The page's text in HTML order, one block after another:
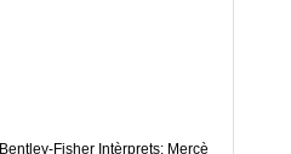
Fisher Intèrprets: Mercè